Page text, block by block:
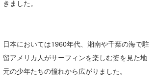
きました。
日本においては1960年代、湘南や千葉の海で駐
留アメリカ人がサーフィンを楽しむ姿を見た地
元の少年たちの憧れから広がりました。